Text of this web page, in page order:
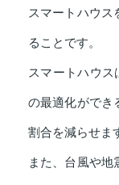
スマートハウス
ることです。
スマートハウス
の最適化ができ
割合を減らせま
また、台風や地